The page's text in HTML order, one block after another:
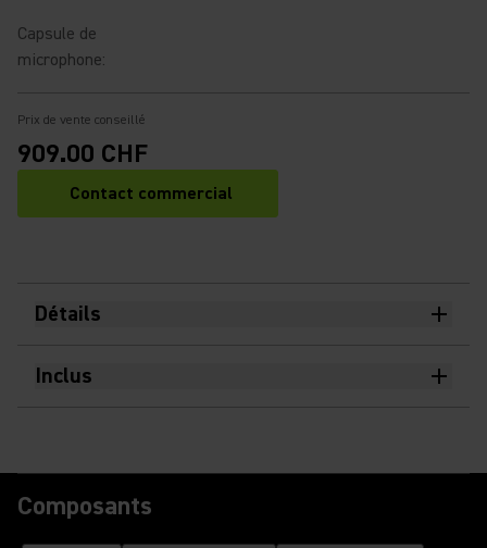
Capsule de
microphone:
Prix de vente conseillé
909.00 CHF
Contact commercial
Détails
Inclus
Composants